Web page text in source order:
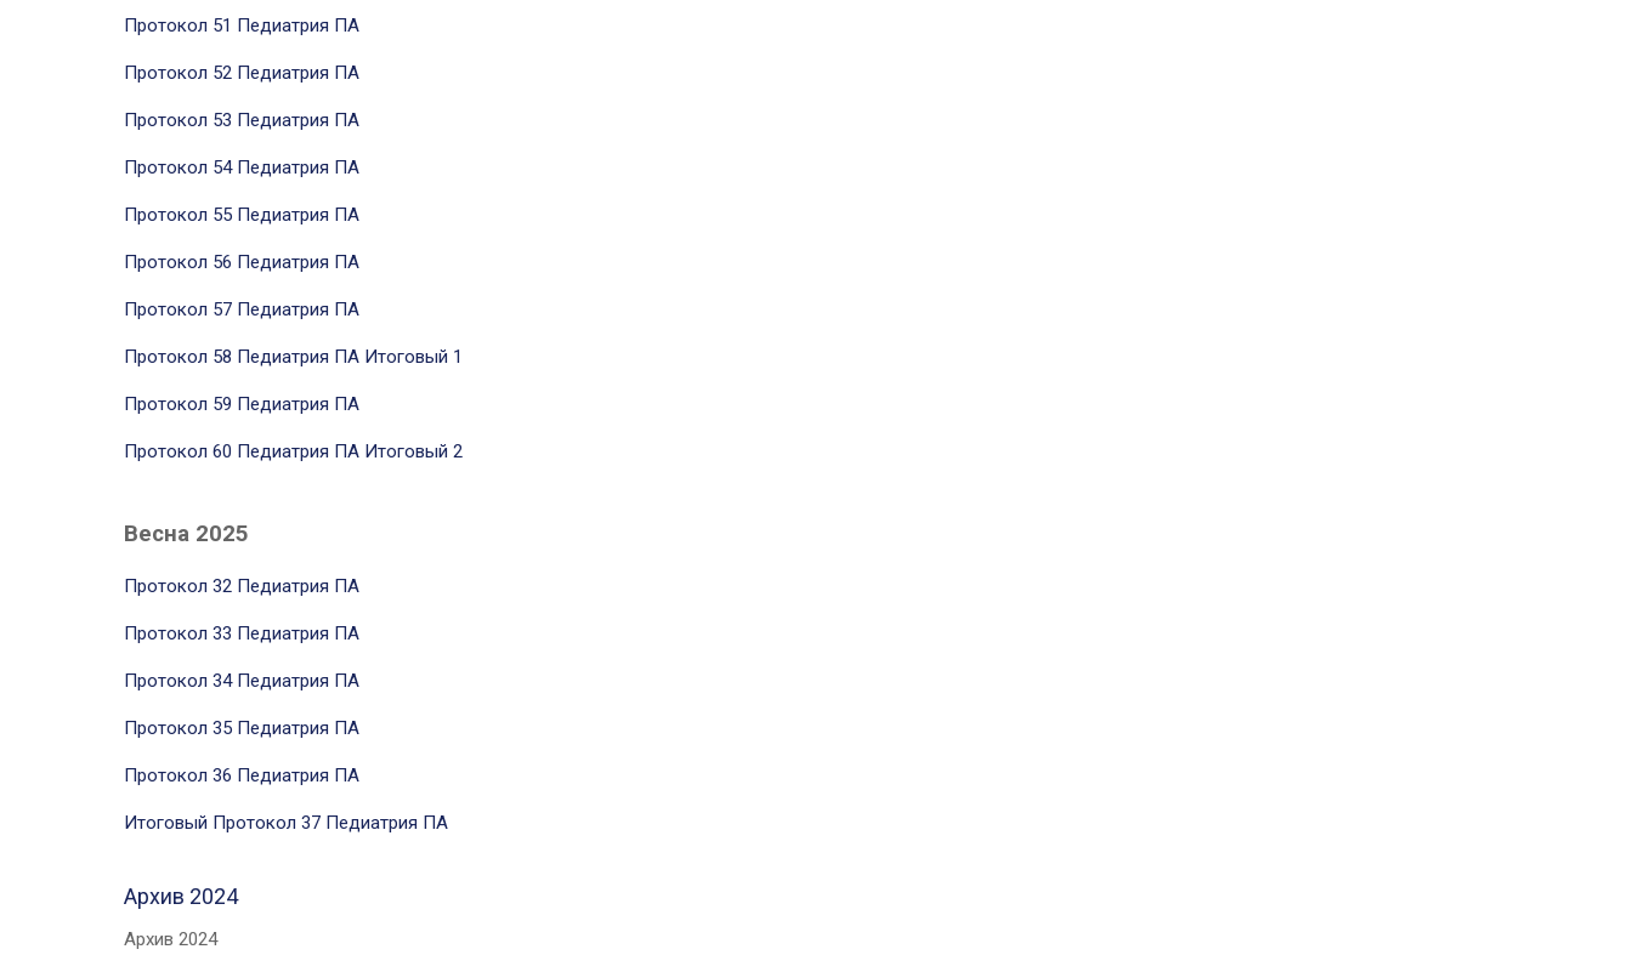
Протокол 51 Педиатрия ПА
Протокол 52 Педиатрия ПА
Протокол 53 Педиатрия ПА
Протокол 54 Педиатрия ПА
Протокол 55 Педиатрия ПА
Протокол 56 Педиатрия ПА
Протокол 57 Педиатрия ПА
Протокол 58 Педиатрия ПА Итоговый 1
Протокол 59 Педиатрия ПА
Протокол 60 Педиатрия ПА Итоговый 2
Весна 2025
Протокол 32 Педиатрия ПА
Протокол 33 Педиатрия ПА
Протокол 34 Педиатрия ПА
Протокол 35 Педиатрия ПА
Протокол 36 Педиатрия ПА
Итоговый Протокол 37 Педиатрия ПА
Архив 2024
Архив 2024